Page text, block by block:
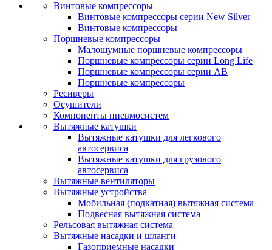
Винтовые компрессоры
Винтовые компрессоры серии New Silver
Винтовые компрессоры
Поршневые компрессоры
Малошумные поршневые компрессоры
Поршневые компрессоры серии Long Life
Поршневые компрессоры серии AB
Поршневые компрессоры
Ресиверы
Осушители
Компоненты пневмосистем
Вытяжные катушки
Вытяжные катушки для легкового
автосервиса
Вытяжные катушки для грузового
автосервиса
Вытяжные вентиляторы
Вытяжные устройства
Мобильная (подкатная) вытяжная система
Подвесная вытяжная система
Рельсовая вытяжная система
Вытяжные насадки и шланги
Газоприемные насадки